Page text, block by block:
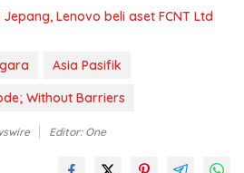
Lenovo beli aset FCNT Ltd
Asia Pasifik
Without Barriers
Editor: One